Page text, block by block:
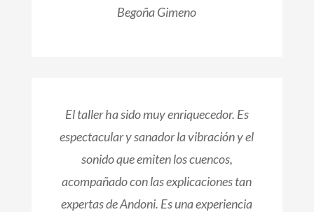
Begoña Gimeno
El taller ha sido muy enriquecedor. Es
espectacular y sanador la vibración y el
sonido que emiten los cuencos,
acompañado con las explicaciones tan
expertas de Andoni. Es una experiencia